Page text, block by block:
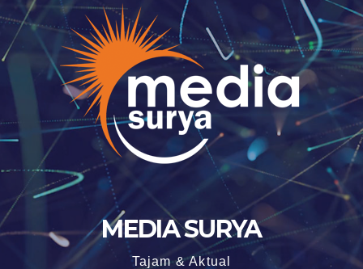
MEDIA SURYA
Tajam & Aktual